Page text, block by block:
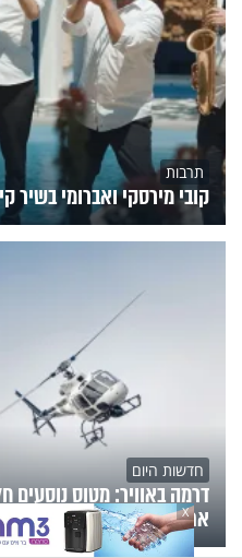
תרבות
קובי מירסקי ואברומי בשיר
חדשות היום
דרמה באוויר: מטוס
את טראמפ - נפתחה חקירה
X